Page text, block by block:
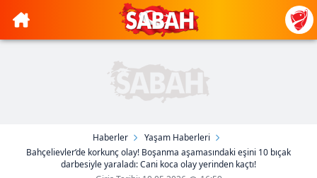
Haberler
Yaşam Haberleri
Bahçelievler’de korkunç olay! Boşanma aşamasındaki eşini 10 bıçak
darbesiyle yaraladı: Cani koca olay yerinden kaçtı!